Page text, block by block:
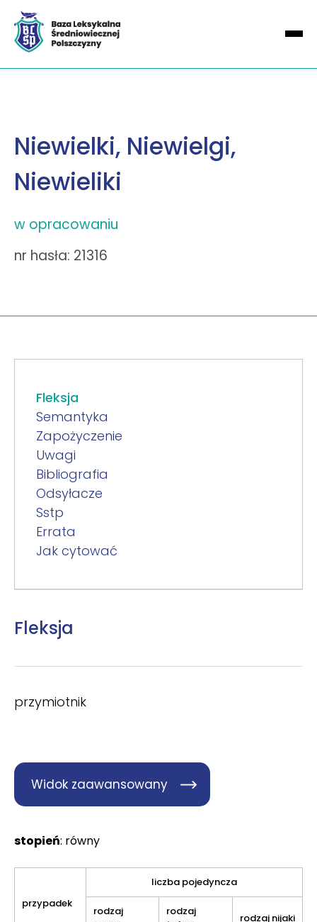
Niewielki, Niewielgi,
Niewieliki
w opracowaniu
nr hasła: 21316
Fleksja
Semantyka
Zapożyczenie
Uwagi
Bibliografia
Odsyłacze
Sstp
Errata
Jak cytować
Fleksja
przymiotnik
Widok zaawansowany
stopień: równy
przypadek
liczba pojedyncza
rodzaj
rodzaj
rodzaj nijaki